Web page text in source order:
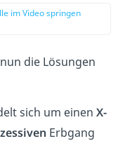
im Video springen
die Lösungen
sich um einenX-
Erbgang